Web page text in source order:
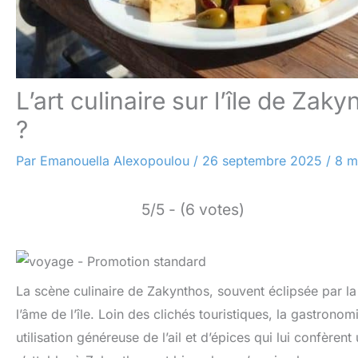
L’art culinaire sur l’île de
?
Par Emanouella Alexopoulou / 26 septembre 2025 / 8
5/5 - (6 votes)
La scène culinaire de Zakynthos, souvent éclipsée par
l’âme de l’île. Loin des clichés touristiques, la
utilisation généreuse de l’ail et d’épices qui lui